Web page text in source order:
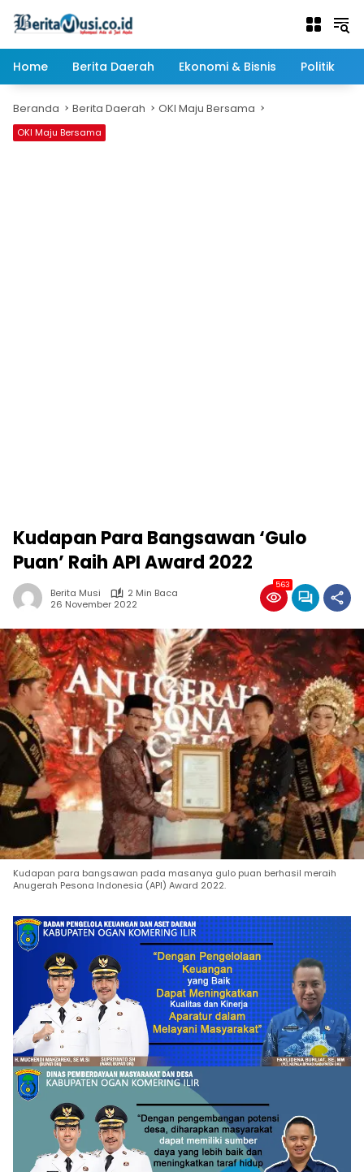
Home
Berita Daerah Ekonomi & Bisnis Politik
Beranda Berita Daerah OKI Maju Bersama
OKI Maju Bersama
Kudapan Para Bangsawan ‘Gulo
Puan’ Raih API Award 2022
Berita Musi
2 Min Baca
26 November 2022
563
Kudapan para bangsawan pada masanya gulo puan berhasil meraih
Anugerah Pesona Indonesia (API) Award 2022.